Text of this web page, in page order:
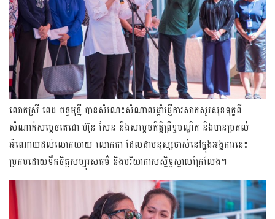
លោកស្រី ពេជ ចន្ទមុន្នី បានសំណេះសំណាលផ្ដាំផ្ញើការសាកសួរសុខទុក្ខពី
សំណាក់សម្ដេចតេជោ ហ៊ុន សែន និង​សម្ដេច​កិតិ្ត​ព្រឹទ្ធបណ្ឌិត និងបានប្រគល់
អំណោយដល់លោកយាយ លោកតា ដែលជាមនុស្សចាស់នៅក្នុងអង្គការនេះ
ប្រកប​ដោយ​ទឹកចិត្តសប្បុរសធម៌ និងបរិយាកាសស្និទ្ធស្នាលក្រៃលែង។